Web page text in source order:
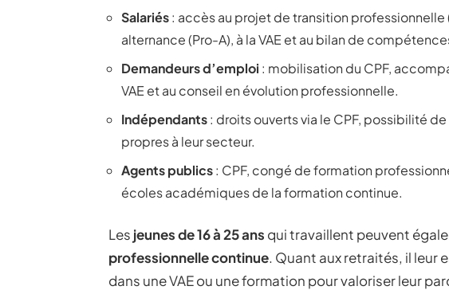
Salariés: accès au projet de transition professionnelle
alternance (Pro-A), à la VAE et au bilan de
Demandeurs d’emploi : mobilisation du CPF,
VAE et au conseil en évolution professionnelle.
Indépendants: droits ouverts via le CPF, possibilité
propres à leur secteur.
Agents publics: CPF, congé de formation
écoles académiques de la formation continue.
Les jeunes de 16 à 25 ans qui travaillent peuvent
professionnelle continue. Quant aux retraités, il leur
dans une VAE ou une formation pour valoriser leur